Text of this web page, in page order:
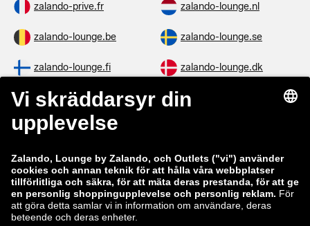
zalando-prive.fr zalando-lounge.nl
zalando-lounge.be zalando-lounge.se
zalando-lounge.fi zalando-lounge.dk
zalando-lounge.co.uk zalando-lounge.pl
zalando-prive.es
zalando-lounge.lt zalando-lounge.sk
zalando-lounge.ro zalando-lounge.hr
zalando-lounge.si